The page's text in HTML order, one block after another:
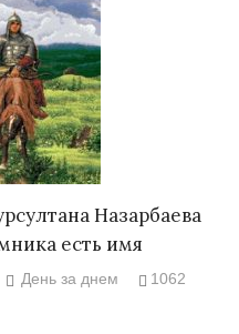
Назарбаева
есть имя
День за днем 1062